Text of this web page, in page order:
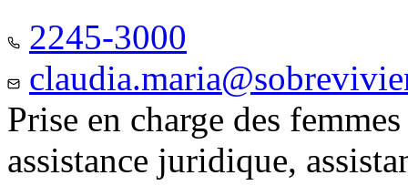
2245-3000
Prise en charge des
assistance juridique,